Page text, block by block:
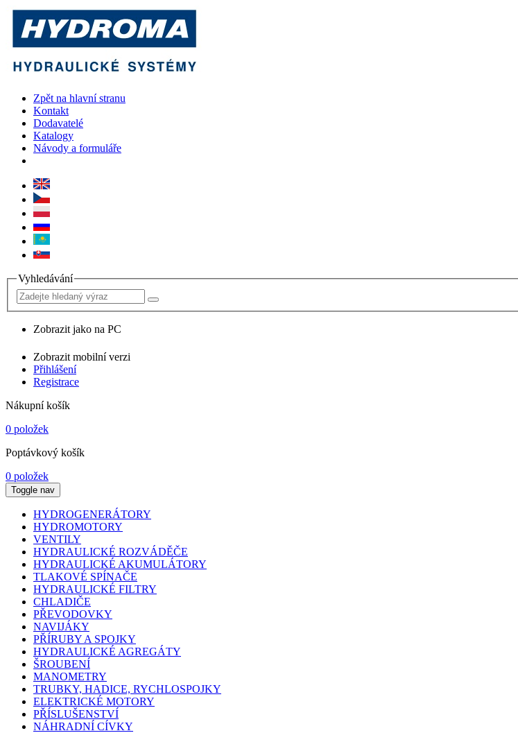
Zpět na hlavní stranu
Kontakt
Dodavatelé
Katalogy
Návody a formuláře
Vyhledávání
Zobrazit jako na PC
Zobrazit mobilní verzi
Přihlášení
Registrace
Nákupní košík
0 položek
Poptávkový košík
0 položek
Toggle nav
HYDROGENERÁTORY
HYDROMOTORY
VENTILY
HYDRAULICKÉ ROZVÁDĚČE
HYDRAULICKÉ AKUMULÁTORY
TLAKOVÉ SPÍNAČE
HYDRAULICKÉ FILTRY
CHLADIČE
PŘEVODOVKY
NAVIJÁKY
PŘÍRUBY A SPOJKY
HYDRAULICKÉ AGREGÁTY
ŠROUBENÍ
MANOMETRY
TRUBKY, HADICE, RYCHLOSPOJKY
ELEKTRICKÉ MOTORY
PŘÍSLUŠENSTVÍ
NÁHRADNÍ CÍVKY